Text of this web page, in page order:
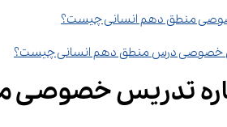
منطق دهم انسانی چیست؟
خصوصی درس منطق دهم انسانی چیست؟
تدریس خصوصی